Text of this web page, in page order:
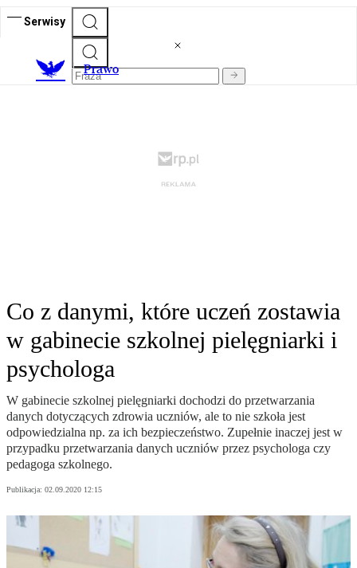
Serwisy
Prawo
Co z danymi, które uczeń zostawia
w gabinecie szkolnej pielęgniarki i
psychologa
W gabinecie szkolnej pielęgniarki dochodzi do przetwarzania
danych dotyczących zdrowia uczniów, ale to nie szkoła jest
odpowiedzialna np. za ich bezpieczeństwo. Zupełnie inaczej jest w
przypadku przetwarzania danych uczniów przez psychologa czy
pedagoga szkolnego.
Publikacja: 02.09.2020 12:15